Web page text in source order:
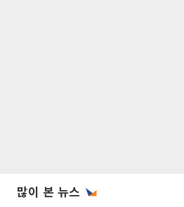
많이 본 뉴스